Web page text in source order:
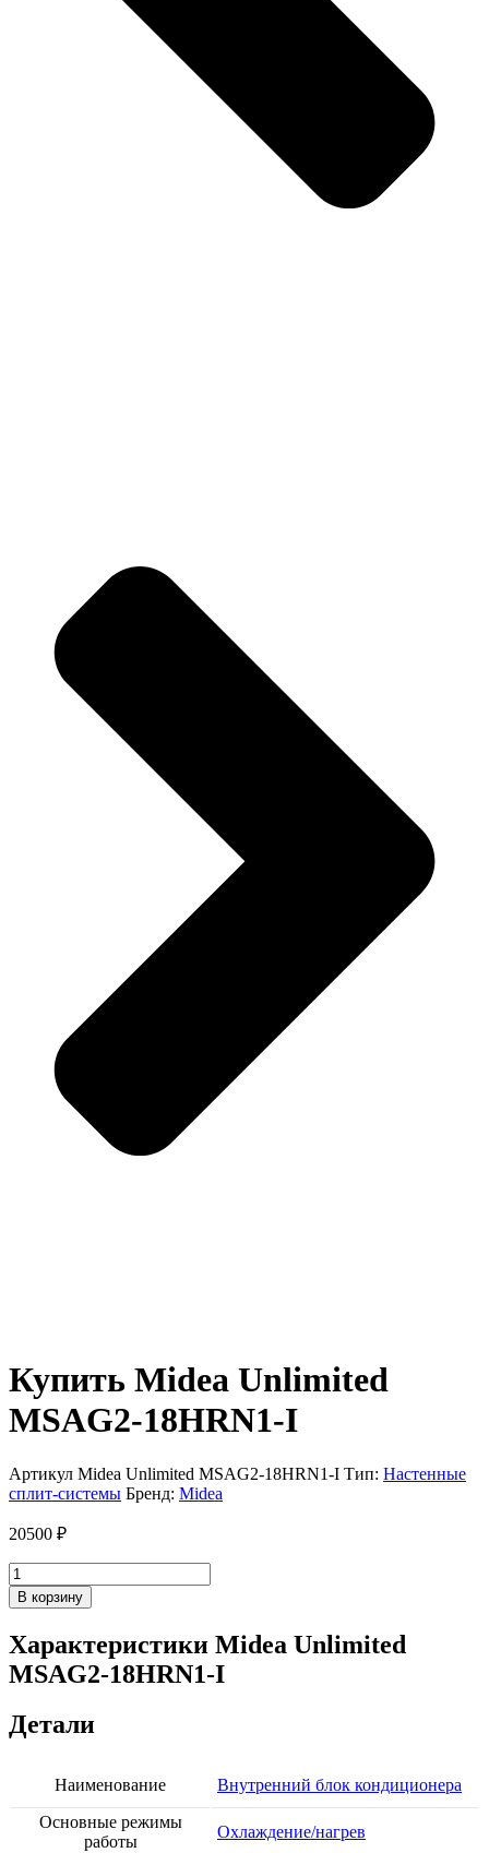
Купить Midea Unlimited
MSAG2-18HRN1-I
Артикул Midea Unlimited MSAG2-18HRN1-I Тип: Настенные
сплит-системы Бренд: Midea
20500 ₽
Количество
товара
Midea
MSAG2-
18HRN1-
I
В корзину
Характеристики Midea Unlimited
MSAG2-18HRN1-I
Детали
Наименование
Внутренний блок кондиционера
Основные режимы
работы
Охлаждение/нагрев